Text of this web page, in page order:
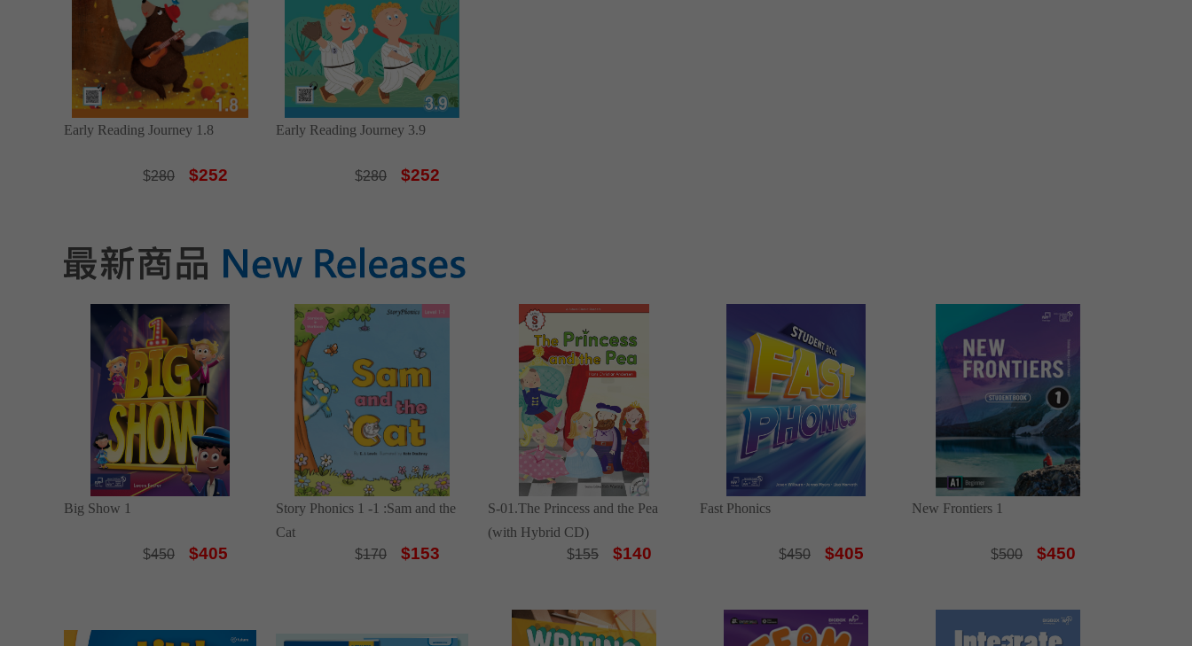
Early Reading Journey 1.8
$280 $252
Early Reading Journey 3.9
$280 $252
Big Show 1
$450 $405
Story Phonics 1 -1 :Sam and the
Cat
$170 $153
S-01.The Princess and the Pea
(with Hybrid CD)
$155 $140
Fast Phonics
$450 $405
New Frontiers 1
$500 $450